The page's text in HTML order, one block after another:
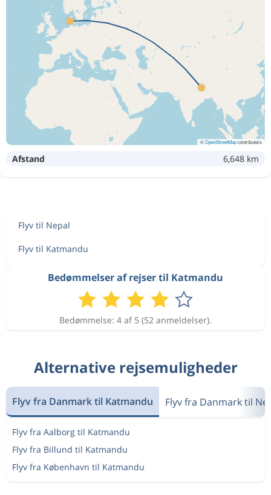
©OpenStreetMapcontributors
Afstand 6,648 km
Flyv til Nepal
Flyv til Katmandu
Bedømmelser af rejser til Katmandu
Bedømmelse: 4 af 5 (52 anmeldelser).
Alternative rejsemuligheder
Flyv fra Danmark til Katmandu Flyv fra Danmark til
Flyv fra Aalborg til Katmandu
Flyv fra Billund til Katmandu
Flyv fra København til Katmandu